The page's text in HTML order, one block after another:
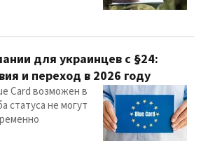
для украинцев с §24:
и переход в 2026 году
Card возможен в
статуса не могут